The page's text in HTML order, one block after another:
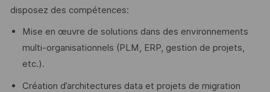
disposez des compétences:
Mise en œuvre de solutions dans des environnements
multi-organisationnels (PLM, ERP, gestion de projets,
etc.).
Création d’architectures data et projets de migration